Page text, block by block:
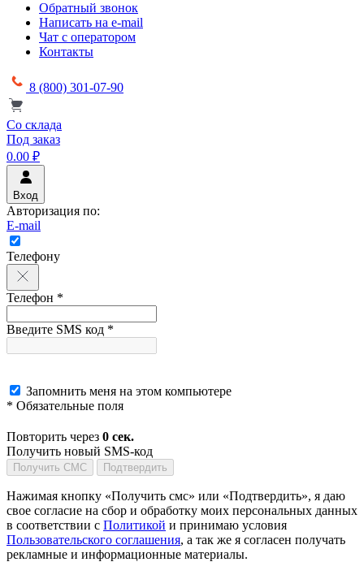
Обратный звонок
Написать на e-mail
Чат с оператором
Контакты
8 (800) 301-07-90
Со склада
Под заказ
0.00 ₽
Вход
Авторизация по:
E-mail
Телефону
Телефон *
Введите SMS код *
Запомнить меня на этом компьютере
* Обязательные поля
Повторить через 0 сек.
Получить новый SMS-код
Получить СМС Подтвердить
Нажимая кнопку «Получить смс» или «Подтвердить», я даю
свое согласие на сбор и обработку моих персональных данных
в соответствии с Политикой и принимаю условия
Пользовательского соглашения, а так же я согласен получать
рекламные и информационные материалы.